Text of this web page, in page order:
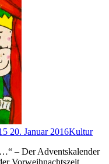
20. Januar 2016Kultur
– Der Adventskalender